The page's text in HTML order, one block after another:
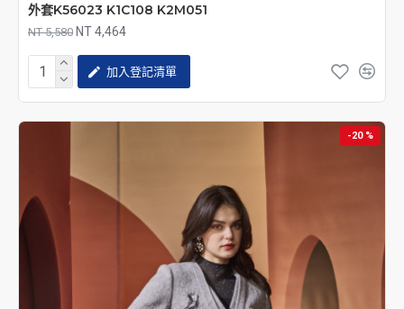
外套K56023 K1C108 K2M051
NT 5,580 NT 4,464
加入登記清單
-20 %